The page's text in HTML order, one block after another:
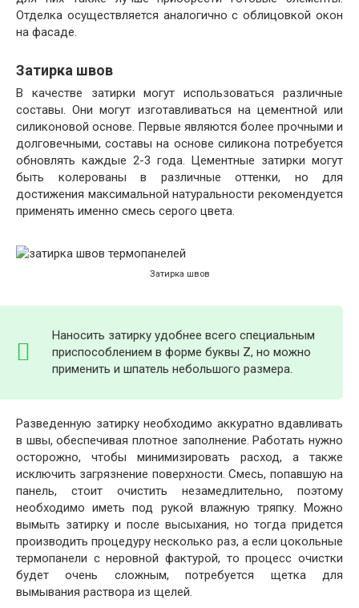
Отделка осуществляется аналогично с облицовкой окон
на фасаде.
Затирка швов
В качестве затирки могут использоваться различные
составы. Они могут изготавливаться на цементной или
силиконовой основе. Первые являются более прочными и
долговечными, составы на основе силикона потребуется
обновлять каждые 2-3 года. Цементные затирки могут
быть колерованы в различные оттенки, но для
достижения максимальной натуральности рекомендуется
применять именно смесь серого цвета.
Затирка швов
Наносить затирку удобнее всего специальным
приспособлением в форме буквы Z, но можно
применить и шпатель небольшого размера.
Разведенную затирку необходимо аккуратно вдавливать
в швы, обеспечивая плотное заполнение. Работать нужно
осторожно, чтобы минимизировать расход, а также
исключить загрязнение поверхности. Смесь, попавшую на
панель, стоит очистить незамедлительно, поэтому
необходимо иметь под рукой влажную тряпку. Можно
вымыть затирку и после высыхания, но тогда придется
производить процедуру несколько раз, а если цокольные
термопанели с неровной фактурой, то процесс очистки
будет очень сложным, потребуется щетка для
вымывания раствора из щелей.